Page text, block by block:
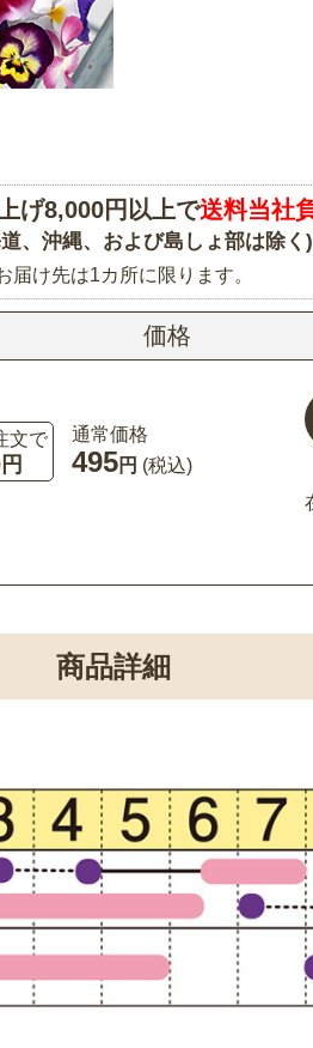
げ8,000円以上で送料当社
、沖縄、および島しょ部は除く)
届け先は1カ所に限ります。
価格
文で 通常価格
495円 (税込)
商品詳細